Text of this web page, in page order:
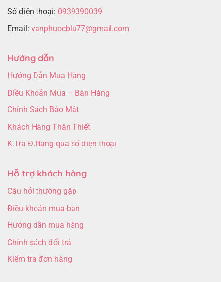
Số điện thoại: 0939390039
Email: vanphuocblu77@gmail.com
Hướng dẫn
Hướng Dẫn Mua Hàng
Điều Khoản Mua – Bán Hàng
Chính Sách Bảo Mật
Khách Hàng Thân Thiết
K.Tra Đ.Hàng qua số điện thoại
Hỗ trợ khách hàng
Câu hỏi thường gặp
Điều khoản mua-bán
Hướng dẫn mua hàng
Chính sách đổi trả
Kiểm tra đơn hàng